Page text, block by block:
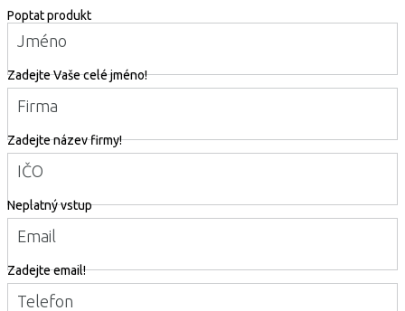
Poptat produkt
Jméno
Zadejte Vaše celé jméno!
Firma
Zadejte název firmy!
IČO
Neplatný vstup
Email
Zadejte email!
Telefon